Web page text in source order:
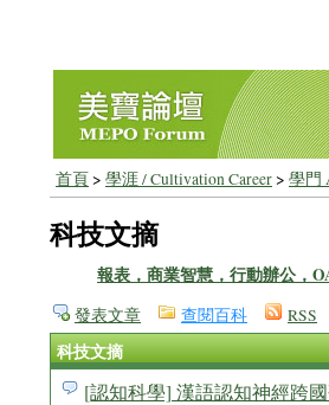
首頁> 學涯 / Cultivation Career> 學門
科技文摘
報表，商業智慧，行動辦公，
發表文章 查閱百科 RSS
科技文摘
[認知科學] 漢語認知神經跨